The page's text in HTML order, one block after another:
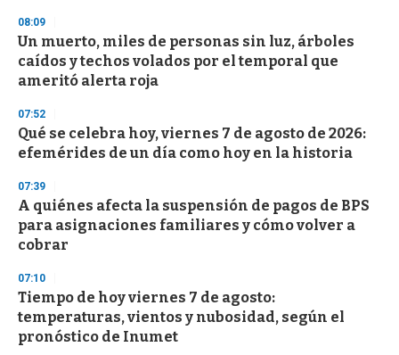
s
e
c
o
n
08:09
Un muerto, miles de personas sin luz, árboles
caídos y techos volados por el temporal que
ameritó alerta roja
07:52
Qué se celebra hoy, viernes 7 de agosto de 2026:
efemérides de un día como hoy en la historia
07:39
A quiénes afecta la suspensión de pagos de BPS
para asignaciones familiares y cómo volver a
cobrar
07:10
Tiempo de hoy viernes 7 de agosto:
temperaturas, vientos y nubosidad, según el
pronóstico de Inumet